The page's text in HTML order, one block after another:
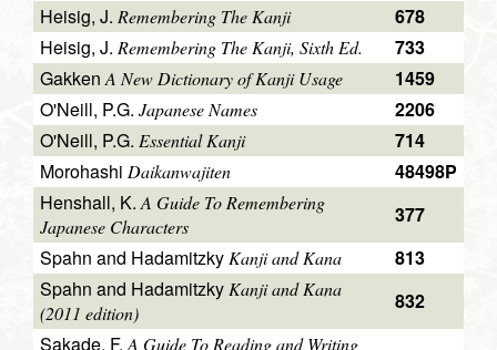
Heisig, J. Remembering The Kanji
678
Heisig, J. Remembering The Kanji, Sixth Ed.
733
GakkenA New Dictionary of Kanji Usage
1459
O'Neill, P.G. Japanese Names
2206
O'Neill, P.G. Essential Kanji
714
Morohashi Daikanwajiten
48498P
Henshall, K.A Guide To Remembering
Japanese Characters
377
Spahn and HadamitzkyKanji and Kana
813
Spahn and HadamitzkyKanji and Kana
(2011 edition)
832
Sakade, F.A Guide To Reading and Writing